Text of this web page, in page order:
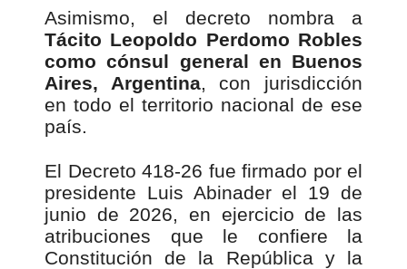
Asimismo, el decreto nombra a
Tácito Leopoldo Perdomo Robles
como cónsul general en Buenos
Aires, Argentina, con jurisdicción
en todo el territorio nacional de ese
país.
El Decreto 418-26 fue firmado por el
presidente Luis Abinader el 19 de
junio de 2026, en ejercicio de las
atribuciones que le confiere la
Constitución de la República y la